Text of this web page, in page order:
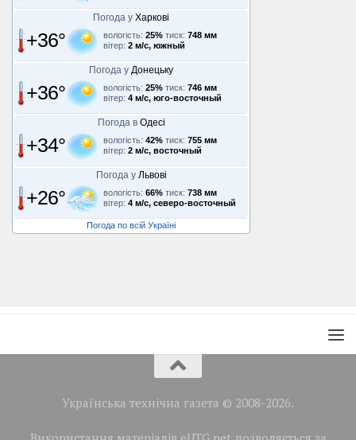
Погода у Харкові
+36° вологість: 25% тиск: 748 мм
вітер: 2 м/с, южный
Погода у Донецьку
+36° вологість: 25% тиск: 746 мм
вітер: 4 м/с, юго-восточный
Погода в Одесі
+34° вологість: 42% тиск: 755 мм
вітер: 2 м/с, восточный
Погода у Львові
+26° вологість: 66% тиск: 738 мм
вітер: 4 м/с, северо-восточный
Погода по всій Україні
Українська технічна газета © 2008-2026.